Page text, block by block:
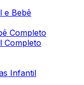
e Bebê
Completo
Completo
Infantil